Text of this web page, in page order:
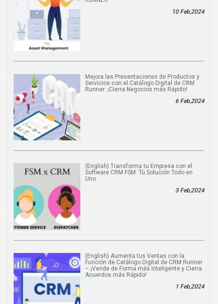
10 Feb,2024
Mejora las Presentaciones de Productos y
Servicios con el Catálogo Digital de CRM
Runner: ¡Cierra Negocios más Rápido!
6 Feb,2024
(English) Transforma tu Empresa con el
Software CRM FSM: Tú Solución Todo en
Uno
3 Feb,2024
(English) Aumenta tus Ventas con la
Función de Catálogo Digital de CRM Runner
– ¡Vende de Forma más Inteligente y Cierra
Acuerdos más Rápido!
1 Feb,2024